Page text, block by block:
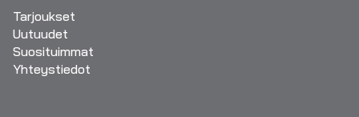
Tarjoukset
Uutuudet
Suosituimmat
Yhteystiedot